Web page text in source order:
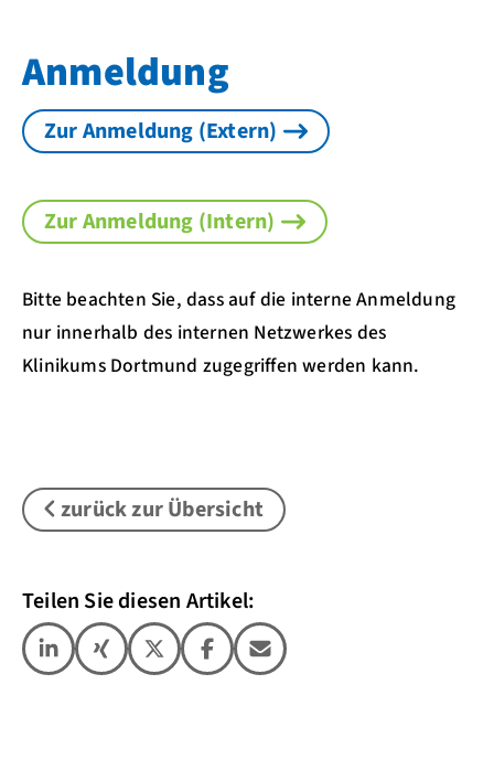
Anmeldung
Zur Anmeldung (Extern)
Zur Anmeldung (Intern)
Bitte beachten Sie, dass auf die interne Anmeldung
nur innerhalb des internen Netzwerkes des
Klinikums Dortmund zugegriffen werden kann.
zurück zur Übersicht
Teilen Sie diesen Artikel: